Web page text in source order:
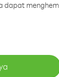
dapat